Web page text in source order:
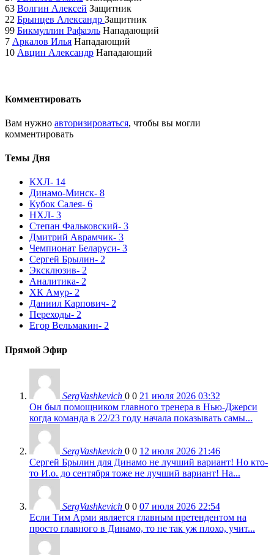
63 Волгин Алексей Защитник
22 Брынцев Александр Защитник
99 Бикмуллин Рафаэль Нападающий
7 Аркалов Илья Нападающий
10 Авцин Александр Нападающий
Комментировать
Вам нужно авторизироваться, чтобы вы могли
комментировать
Темы Дня
КХЛ- 14
Динамо-Минск- 8
Кубок Салея- 6
НХЛ- 3
Степан Фальковский- 3
Дмитрий Аврамчик- 3
Чемпионат Беларуси- 3
Сергей Брылин- 2
Эксклюзив- 2
Аналитика- 2
ХК Амур- 2
Даниил Карпович- 2
Переходы- 2
Егор Вельмакин- 2
Прямой Эфир
SergVashkevich 0 0 21 июля 2026 03:32
Он был помощником главного тренера в Нью-Джерси
когда команда в 22/23 году начала показывать самы...
SergVashkevich 0 0 12 июля 2026 21:46
Сергей Брылин для Динамо не лучший вариант! Но кто-
то И.о. до сентября тоже не лучший вариант! На...
SergVashkevich 0 0 07 июля 2026 22:54
Если Тим Арми является главным претендентом на
просто главного в Динамо, то не так уж плохо, учит...